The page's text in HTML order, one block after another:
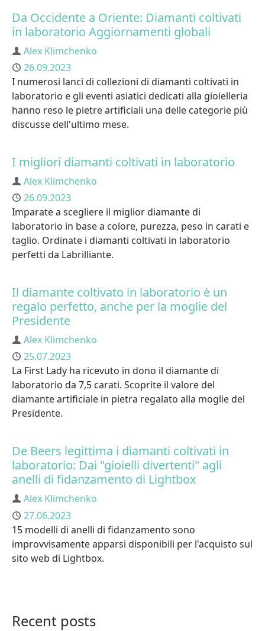
Da Occidente a Oriente: Diamanti coltivati
in laboratorio Aggiornamenti globali
Author
Alex Klimchenko
Published
26.09.2023
I numerosi lanci di collezioni di diamanti coltivati in
laboratorio e gli eventi asiatici dedicati alla gioielleria
hanno reso le pietre artificiali una delle categorie più
discusse dell'ultimo mese.
I migliori diamanti coltivati in laboratorio
Author
Alex Klimchenko
Published
26.09.2023
Imparate a scegliere il miglior diamante di
laboratorio in base a colore, purezza, peso in carati e
taglio. Ordinate i diamanti coltivati in laboratorio
perfetti da Labrilliante.
Il diamante coltivato in laboratorio è un
regalo perfetto, anche per la moglie del
Presidente
Author
Alex Klimchenko
Published
25.07.2023
La First Lady ha ricevuto in dono il diamante di
laboratorio da 7,5 carati. Scoprite il valore del
diamante artificiale in pietra regalato alla moglie del
Presidente.
De Beers legittima i diamanti coltivati in
laboratorio: Dai "gioielli divertenti" agli
anelli di fidanzamento di Lightbox
Author
Alex Klimchenko
Published
27.06.2023
15 modelli di anelli di fidanzamento sono
improvvisamente apparsi disponibili per l'acquisto sul
sito web di Lightbox.
Recent posts